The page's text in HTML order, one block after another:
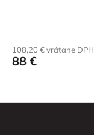
108,20 € vrátane DPH
88 €
Z